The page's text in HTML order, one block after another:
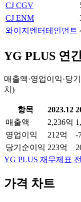
CJ CGV
CJ ENM
와이지엔터테인먼트
YG PLUS 연
매출액·영업이익·당
치)
항목 2023.12
매출액
2,236억
영업이익
212억 -
당기순이익 223억
YG PLUS 재무제표
가격 차트